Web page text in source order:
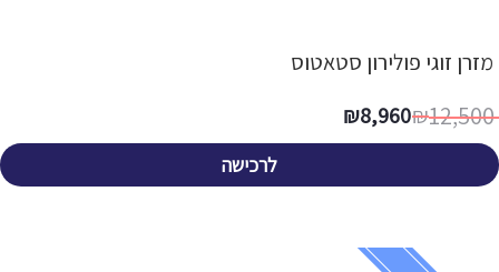
מזרן זוגי פולירון סטאטוס
12,500
₪
8,960
₪
לרכישה